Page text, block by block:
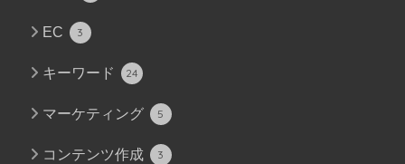
EC 3
キーワード 24
マーケティング 5
コンテンツ作成 3